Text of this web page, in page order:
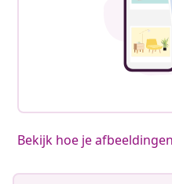
Bekijk hoe je